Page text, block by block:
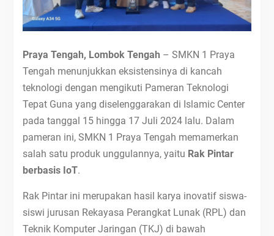
Praya Tengah, Lombok Tengah – SMKN 1 Praya
Tengah menunjukkan eksistensinya di kancah
teknologi dengan mengikuti Pameran Teknologi
Tepat Guna yang diselenggarakan di Islamic Center
pada tanggal 15 hingga 17 Juli 2024 lalu. Dalam
pameran ini, SMKN 1 Praya Tengah memamerkan
salah satu produk unggulannya, yaitu Rak Pintar
berbasis IoT.
Rak Pintar ini merupakan hasil karya inovatif siswa-
siswi jurusan Rekayasa Perangkat Lunak (RPL) dan
Teknik Komputer Jaringan (TKJ) di bawah